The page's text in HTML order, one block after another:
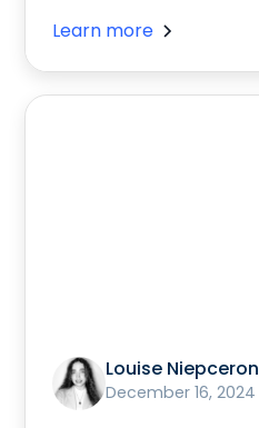
Learn more
Louise Niepceron
December 16, 2024